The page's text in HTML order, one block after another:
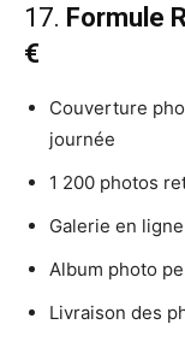
17. Formule
€
Couverture
journée
1 200 photos
Galerie en
Album photo
Livraison des